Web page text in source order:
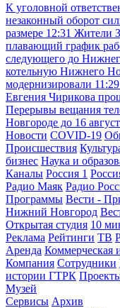
К уголовной
незаконный оборот
размере 12:31 Жители
плавающий график
следующего до
котельную Нижнего
модернизировали 11:29
Евгения Чирикова
Перерывы вещания
Новгороде до 16
Новости COVID-19
Происшествия
бизнес Наука и
Каналы Россия 1
Радио Маяк Радио
Программы Вести -
Нижний Новгород
Открытая студия 10
Реклама Рейтинги ТВ
Аренда Коммерческая
Компания Сотрудники
истории ГТРК
Музей
Сервисы Архив